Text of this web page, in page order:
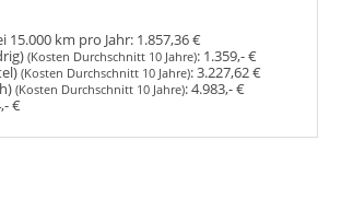
15.000 km pro Jahr: 1.857,36 €
(Kosten Durchschnitt 10 Jahre): 1.359,- €
(Kosten Durchschnitt 10 Jahre):3.227,62 €
(Kosten Durchschnitt 10 Jahre):4.983,- €
€